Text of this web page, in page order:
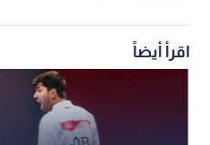
اقرأ أيضاً